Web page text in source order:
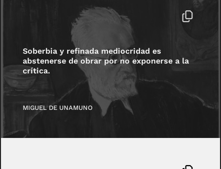
Soberbia y refinada mediocridad es
abstenerse de obrar por no exponerse a la
crítica.
MIGUEL DE UNAMUNO